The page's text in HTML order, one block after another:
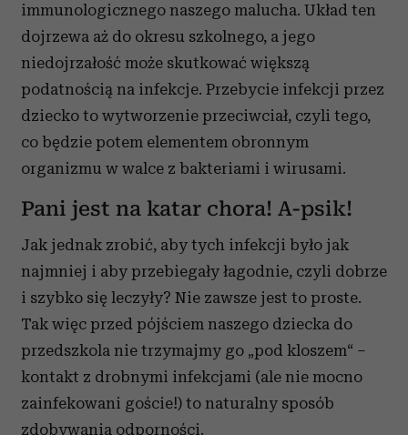
immunologicznego naszego malucha. Układ ten
dojrzewa aż do okresu szkolnego, a jego
niedojrzałość może skutkować większą
podatnością na infekcje. Przebycie infekcji przez
dziecko to wytworzenie przeciwciał, czyli tego,
co będzie potem elementem obronnym
organizmu w walce z bakteriami i wirusami.
Pani jest na katar chora! A-psik!
Jak jednak zrobić, aby tych infekcji było jak
najmniej i aby przebiegały łagodnie, czyli dobrze
i szybko się leczyły? Nie zawsze jest to proste.
Tak więc przed pójściem naszego dziecka do
przedszkola nie trzymajmy go „pod kloszem“ –
kontakt z drobnymi infekcjami (ale nie mocno
zainfekowani goście!) to naturalny sposób
zdobywania odporności.